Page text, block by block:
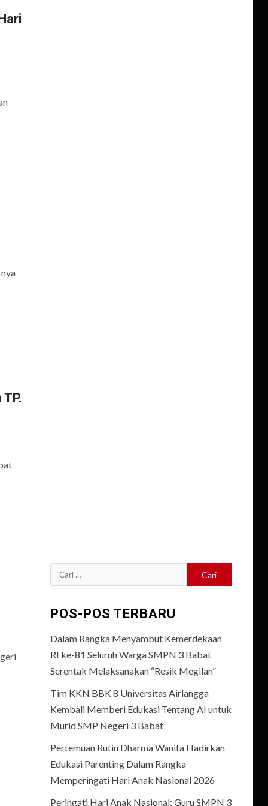
Cari
untuk:
POS-POS TERBARU
Dalam Rangka Menyambut Kemerdekaan
RI ke-81 Seluruh Warga SMPN 3 Babat
Serentak Melaksanakan “Resik Megilan”
Tim KKN BBK 8 Universitas Airlangga
Kembali Memberi Edukasi Tentang AI untuk
Murid SMP Negeri 3 Babat
Pertemuan Rutin Dharma Wanita Hadirkan
Edukasi Parenting Dalam Rangka
Memperingati Hari Anak Nasional 2026
Peringati Hari Anak Nasional: Guru SMPN 3